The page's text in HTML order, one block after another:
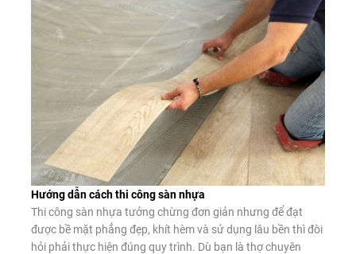
sàn gỗ công nghiệp, […]
Hướng dẫn cách thi công sàn nhựa
Thi công sàn nhựa tưởng chừng đơn giản nhưng để đạt
được bề mặt phẳng đẹp, khít hèm và sử dụng lâu bền thì đòi
hỏi phải thực hiện đúng quy trình. Dù bạn là thợ chuyên